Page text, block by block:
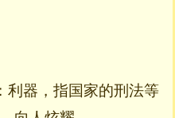
利器，指国家的刑法等